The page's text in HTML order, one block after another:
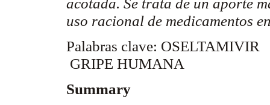
uso racional de medicamentos
Palabras clave: OSELTAMIVIR
GRIPE HUMANA
Summary